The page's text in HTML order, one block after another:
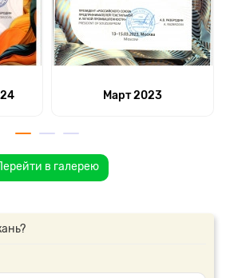
Март 2023
в галерею